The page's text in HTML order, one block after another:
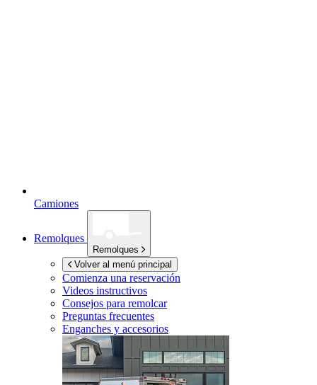
Camiones
Remolques
Remolques
Volver al menú principal
Comienza una reservación
Videos instructivos
Consejos para remolcar
Preguntas frecuentes
Enganches y accesorios